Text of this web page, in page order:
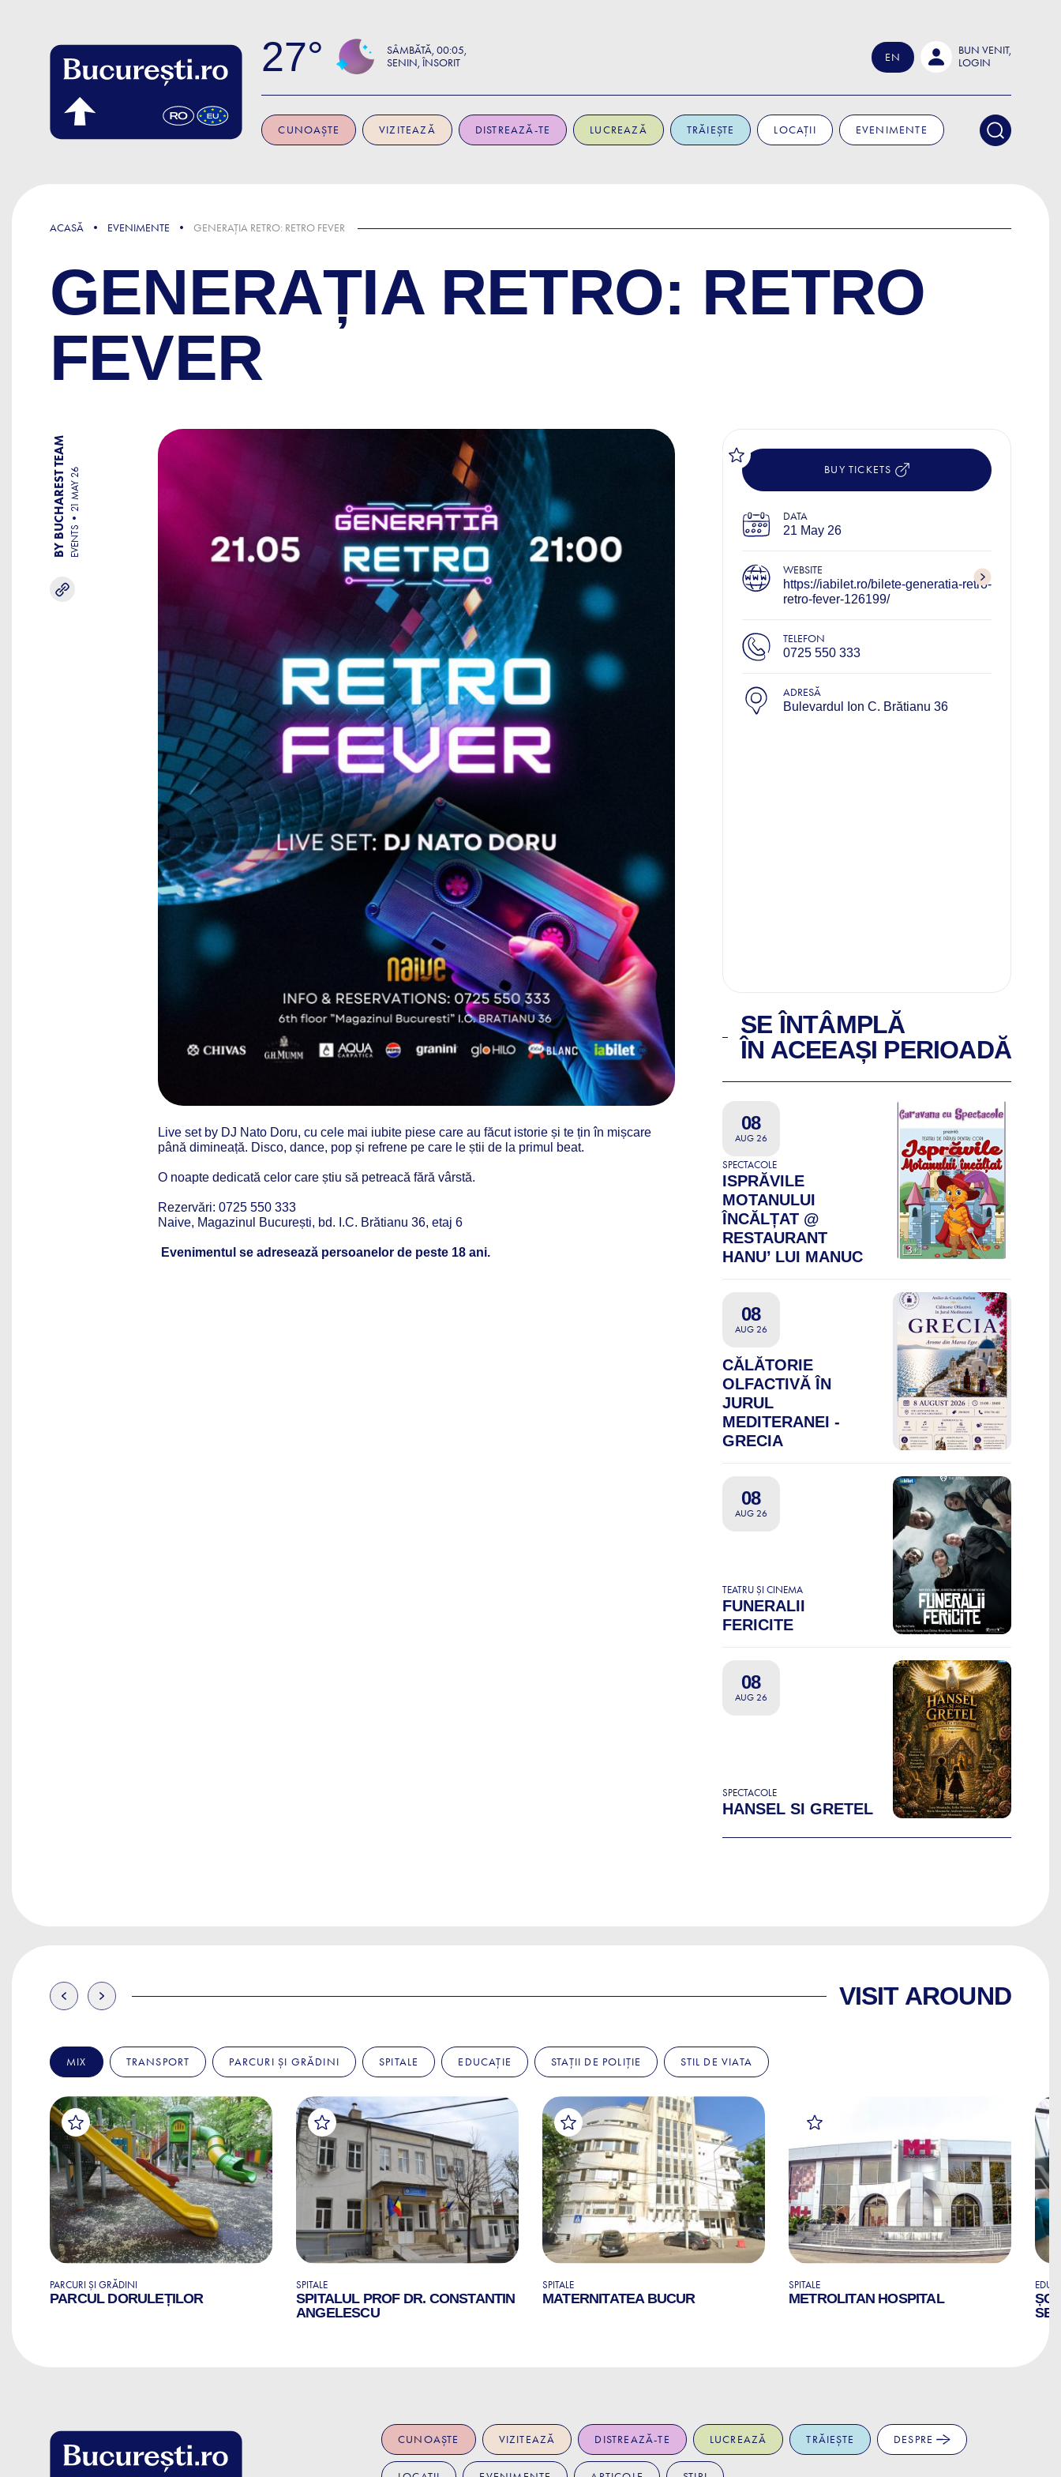
27 SÂMBĂTĂ 00:05
SENIN, ÎNSORIT
EN
BUN VENIT,
LOGIN
CUNOAȘTE VIZITEAZĂ DISTREAZĂ-TE LUCREAZĂ TRĂIEȘTE LOCAȚII EVENIMENTE
ACASĂ EVENIMENTE GENERAȚIA RETRO: RETRO FEVER
GENERAȚIA RETRO: RETRO
FEVER
BY BUCHAREST TEAM EVENTS
21 MAY 26
Live set by DJ Nato Doru, cu cele mai iubite piese care au făcut istorie și te țin în mișcare
până dimineață. Disco, dance, pop și refrene pe care le știi de la primul beat.
O noapte dedicată celor care știu să petreacă fără vârstă.
Rezervări: 0725 550 333
Naive, Magazinul București, bd. I.C. Brătianu 36, etaj 6
Evenimentul se adresează persoanelor de peste 18 ani.
BUY TICKETS
DATA
21 May 26
WEBSITE
https://iabilet.ro/bilete-generatia-retro-
retro-fever-126199/
TELEFON
0725 550 333
ADRESĂ
Bulevardul Ion C. Brătianu 36
SE ÎNTÂMPLĂ
ÎN ACEEAȘI PERIOADĂ
08
AUG 26
SPECTACOLE
ISPRĂVILE
MOTANULUI
ÎNCĂLȚAT @
RESTAURANT
HANU’ LUI MANUC
08
AUG 26
CĂLĂTORIE
OLFACTIVĂ ÎN
JURUL
MEDITERANEI -
GRECIA
08
AUG 26
TEATRU ȘI CINEMA
FUNERALII
FERICITE
08
AUG 26
SPECTACOLE
HANSEL SI GRETEL
VISIT AROUND
MIX TRANSPORT PARCURI ȘI GRĂDINI SPITALE EDUCAȚIE STAȚII DE POLIȚIE STIL DE VIATA
PARCURI ȘI GRĂDINI
PARCUL DORULEȚILOR
SPITALE
SPITALUL PROF DR. CONSTANTIN
ANGELESCU
SPITALE
MATERNITATEA BUCUR
SPITALE
METROLITAN HOSPITAL
CUNOAȘTE VIZITEAZĂ DISTREAZĂ-TE LUCREAZĂ TRĂIEȘTE DESPRE